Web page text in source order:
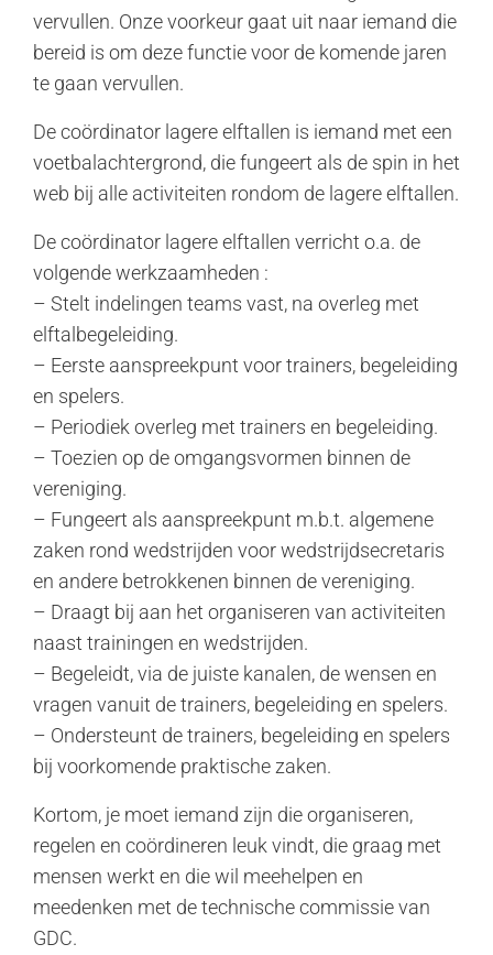
vervullen. Onze voorkeur gaat uit naar iemand die
bereid is om deze functie voor de komende jaren
te gaan vervullen.
De coördinator lagere elftallen is iemand met een
voetbalachtergrond, die fungeert als de spin in het
web bij alle activiteiten rondom de lagere elftallen.
De coördinator lagere elftallen verricht o.a. de
volgende werkzaamheden :
– Stelt indelingen teams vast, na overleg met
elftalbegeleiding.
– Eerste aanspreekpunt voor trainers, begeleiding
en spelers.
– Periodiek overleg met trainers en begeleiding.
– Toezien op de omgangsvormen binnen de
vereniging.
– Fungeert als aanspreekpunt m.b.t. algemene
zaken rond wedstrijden voor wedstrijdsecretaris
en andere betrokkenen binnen de vereniging.
– Draagt bij aan het organiseren van activiteiten
naast trainingen en wedstrijden.
– Begeleidt, via de juiste kanalen, de wensen en
vragen vanuit de trainers, begeleiding en spelers.
– Ondersteunt de trainers, begeleiding en spelers
bij voorkomende praktische zaken.
Kortom, je moet iemand zijn die organiseren,
regelen en coördineren leuk vindt, die graag met
mensen werkt en die wil meehelpen en
meedenken met de technische commissie van
GDC.